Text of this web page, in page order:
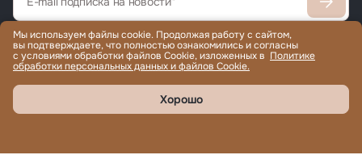
Согласенс политикой обработки персональных данных
Согласен получать рекламные/информационные материалы
Мы используем файлы cookie. Продолжая работу с сайтом,
вы подтверждаете, что полностью ознакомились и согласны
с условиями обработки файлов Cookie, изложенных в Политике
обработки персональных данных и файлов Cookie.
Хорошо